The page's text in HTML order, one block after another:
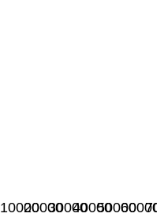
100002000030000400005000060000